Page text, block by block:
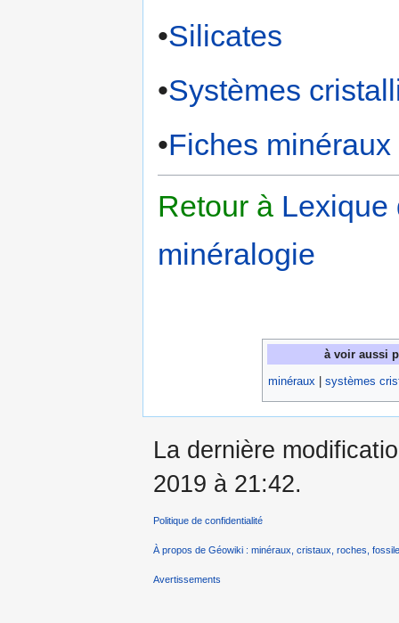
•Silicates
•Systèmes
•Fiches minéraux
Retour à Lexique
minéralogie
à voir aussi
minéraux | systèmes
La dernière
2019 à 21:42.
Politique de confidentialité
À propos de Géowiki : minéraux, cristaux, roches,
Avertissements